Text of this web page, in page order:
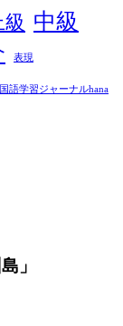
中級
表現
語学習ジャーナルhana
」